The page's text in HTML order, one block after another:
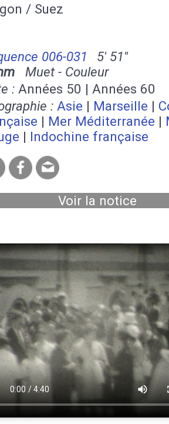
/ Suez
006-031
5' 51''
Muet - Couleur
: Années 50 | Années 60
: Asie | Marseille |
| Mer Méditerranée |
| Indochine française
Voir la notice